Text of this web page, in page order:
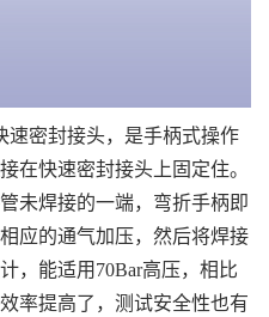
密封接头，是手柄式操作
在快速密封接头上固定住。
未焊接的一端，弯折手柄即
应的通气加压，然后将焊接
，能适用70Bar高压，相比
率提高了，测试安全性也有